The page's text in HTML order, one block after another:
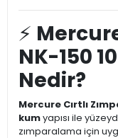
⚡
NK-150
Nedir?
Mercure Cırtlı
kumyapısı ile
zımparalama için